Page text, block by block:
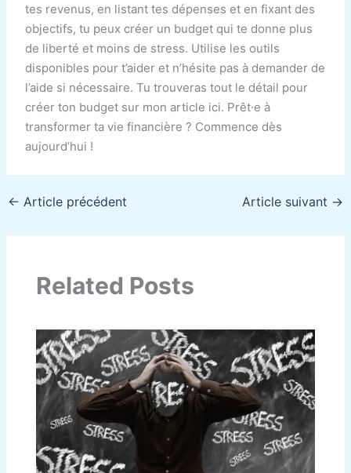
tes revenus, en listant tes dépenses et en fixant des
objectifs, tu peux créer un budget qui te donne plus
de liberté et moins de stress. Utilise les outils
disponibles pour t’aider et n’hésite pas à demander de
l’aide si nécessaire. Tu trouveras tout le détail pour
créer ton budget sur mon article ici. Prêt·e à
transformer ta vie financière ? Commence dès
aujourd’hui !
← Article précédent Article suivant →
Related Posts